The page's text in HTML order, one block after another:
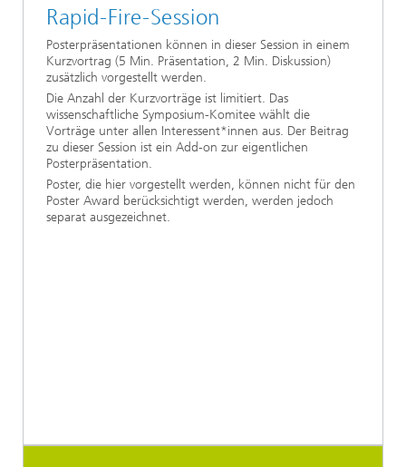
Rapid-Fire-Session
Posterpräsentationen können in dieser Session in einem
Kurzvortrag (5 Min. Präsentation, 2 Min. Diskussion)
zusätzlich vorgestellt werden.
Die Anzahl der Kurzvorträge ist limitiert. Das
wissenschaftliche Symposium-Komitee wählt die
Vorträge unter allen Interessent*innen aus. Der Beitrag
zu dieser Session ist ein Add-on zur eigentlichen
Posterpräsentation.
Poster, die hier vorgestellt werden, können nicht für den
Poster Award berücksichtigt werden, werden jedoch
separat ausgezeichnet.